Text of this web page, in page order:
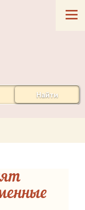
Найти